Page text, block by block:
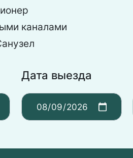
каналами
Дата выезда